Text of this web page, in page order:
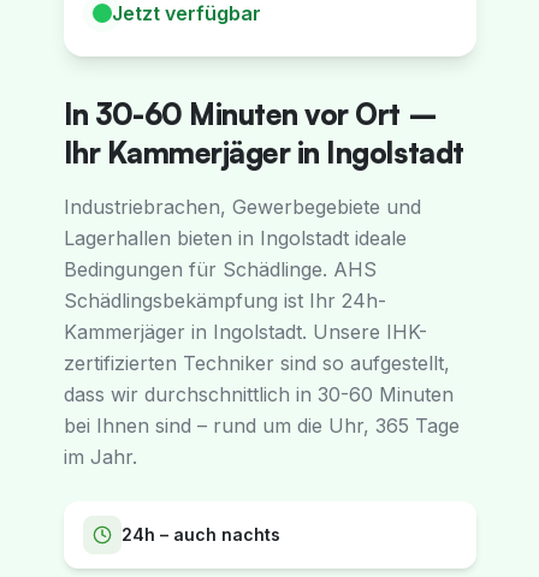
Jetzt verfügbar
In 30-60 Minuten vor Ort –
Ihr Kammerjäger in Ingolstadt
Industriebrachen, Gewerbegebiete und
Lagerhallen bieten in Ingolstadt ideale
Bedingungen für Schädlinge. AHS
Schädlingsbekämpfung ist Ihr 24h-
Kammerjäger in Ingolstadt. Unsere IHK-
zertifizierten Techniker sind so aufgestellt,
dass wir durchschnittlich in 30-60 Minuten
bei Ihnen sind – rund um die Uhr, 365 Tage
im Jahr.
24h – auch nachts